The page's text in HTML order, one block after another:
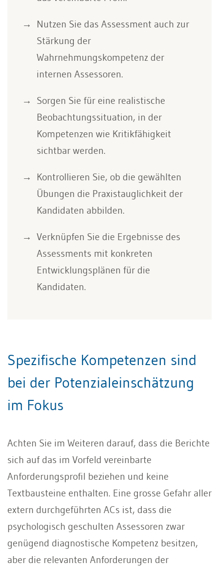
Nutzen Sie das Assessment auch zur
Stärkung der
Wahrnehmungskompetenz der
internen Assessoren.
Sorgen Sie für eine realistische
Beobachtungssituation, in der
Kompetenzen wie Kritikfähigkeit
sichtbar werden.
Kontrollieren Sie, ob die gewählten
Übungen die Praxistauglichkeit der
Kandidaten abbilden.
Verknüpfen Sie die Ergebnisse des
Assessments mit konkreten
Entwicklungsplänen für die
Kandidaten.
Spezifische Kompetenzen sind
bei der Potenzialeinschätzung
im Fokus
Achten Sie im Weiteren darauf, dass die Berichte
sich auf das im Vorfeld vereinbarte
Anforderungsprofil beziehen und keine
Textbausteine enthalten. Eine grosse Gefahr aller
extern durchgeführten ACs ist, dass die
psychologisch geschulten Assessoren zwar
genügend diagnostische Kompetenz besitzen,
aber die relevanten Anforderungen der